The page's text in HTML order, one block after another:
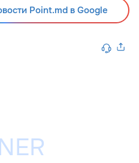
Point.md в Google